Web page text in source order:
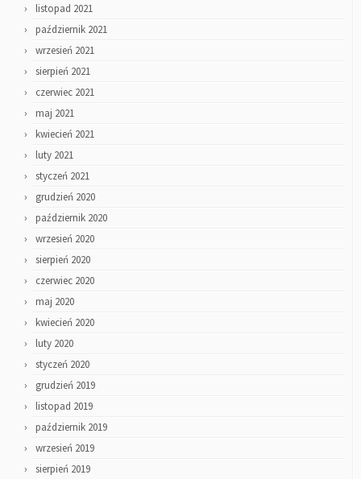
listopad 2021
październik 2021
wrzesień 2021
sierpień 2021
czerwiec 2021
maj 2021
kwiecień 2021
luty 2021
styczeń 2021
grudzień 2020
październik 2020
wrzesień 2020
sierpień 2020
czerwiec 2020
maj 2020
kwiecień 2020
luty 2020
styczeń 2020
grudzień 2019
listopad 2019
październik 2019
wrzesień 2019
sierpień 2019